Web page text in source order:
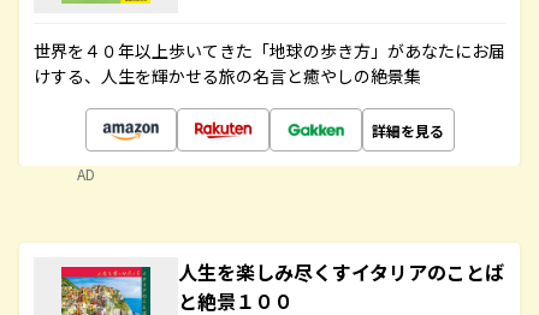
世界を４０年以上歩いてきた「地球の歩き方」があなたにお届
けする、人生を輝かせる旅の名言と癒やしの絶景集
詳細を見る
AD
人生を楽しみ尽くすイタリアのことば
と絶景１００